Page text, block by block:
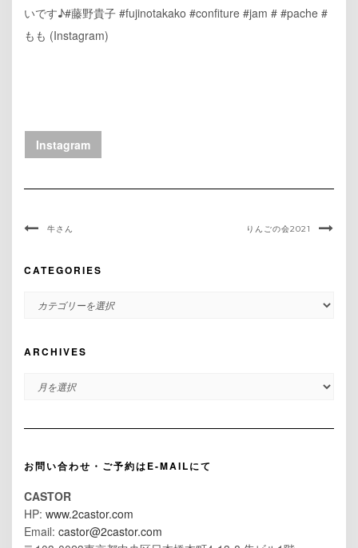
いです♪#藤野貴子 #fujinotakako #confiture #jam # #pache #
もも (Instagram)
Instagram
牛さん りんごの会2021
CATEGORIES
CATEGORIES
ARCHIVES
ARCHIVES
お問い合わせ・ご予約はE-MAILにて
CASTOR
HP: www.2castor.com
Email: castor@2castor.com